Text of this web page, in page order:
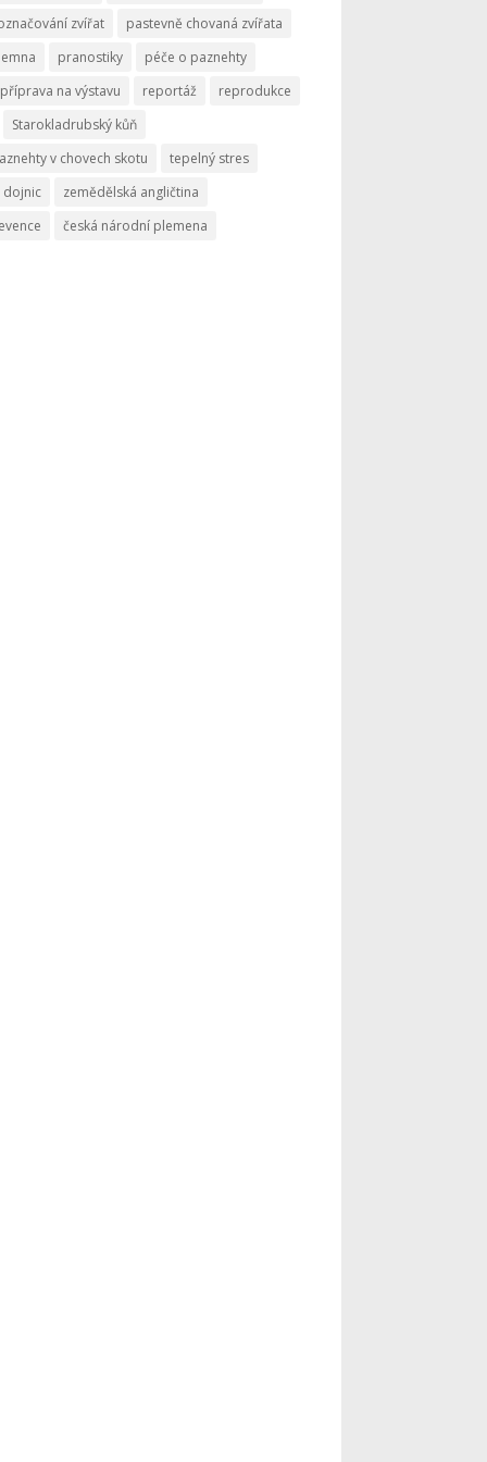
zvířat
pastevně chovaná zvířata
pranostiky
péče o paznehty
příprava na výstavu
reportáž
reprodukce
Starokladrubský kůň
v chovech skotu
tepelný stres
dojnic
zemědělská angličtina
česká národní plemena